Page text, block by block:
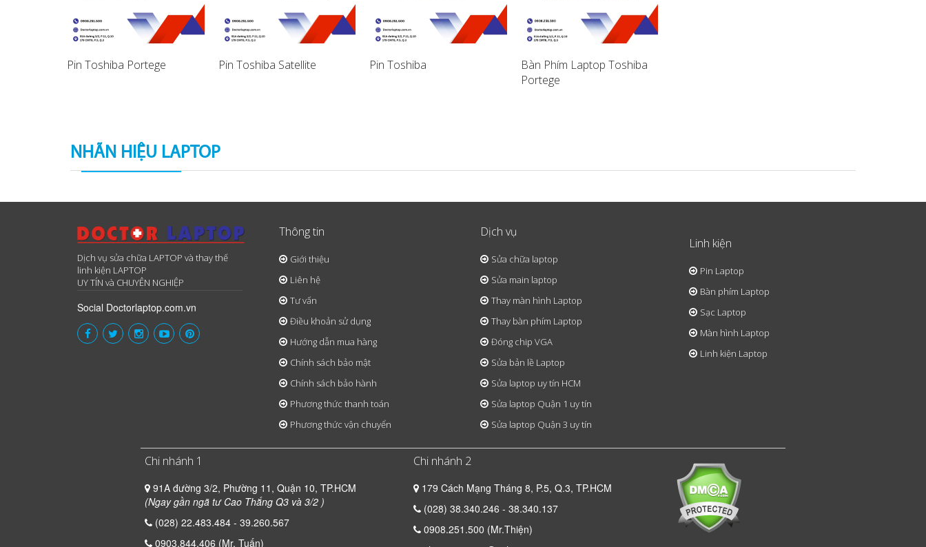
Pin Toshiba Portege Pin Toshiba Satellite Pin Toshiba
Bàn Phím Laptop Toshiba
Portege
NHÃN HIỆU LAPTOP
Dịch vụ sửa chữa LAPTOP và thay thế
linh kiện LAPTOP
UY TÍN và CHUYÊN NGHIỆP
Social Doctorlaptop.com.vn
Thông tin
Giới thiệu
Liên hệ
Tư vấn
Điều khoản sử dụng
Hướng dẫn mua hàng
Chính sách bảo mật
Chính sách bảo hành
Phương thức thanh toán
Phương thức vận chuyển
Dịch vụ
Sửa chữa laptop
Sửa main laptop
Thay màn hình Laptop
Thay bàn phím Laptop
Đóng chip VGA
Sửa bản lề Laptop
Sửa laptop uy tín HCM
Sửa laptop Quận 1 uy tín
Sửa laptop Quận 3 uy tín
Linh kiện
Pin Laptop
Bàn phím Laptop
Sạc Laptop
Màn hình Laptop
Linh kiện Laptop
Chi nhánh 1
91A đường 3/2, Phường 11, Quận 10, TP.HCM
(Ngay gần ngã tư Cao Thắng Q3 và 3/2 )
(028) 22.483.484 - 39.260.567
0903.844.406 (Mr. Tuấn)
Chi nhánh 2
179 Cách Mạng Tháng 8, P.5, Q.3, TP.HCM
(028) 38.340.246 - 38.340.137
0908.251.500 (Mr.Thiện)